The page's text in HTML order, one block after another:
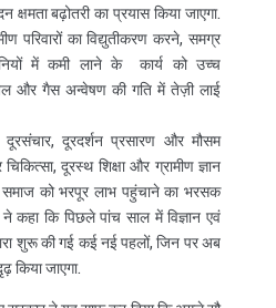
क्षमता बढ़ोतरी का प्रयास किया जाएगा.
परिवारों का विद्युतीकरण करने, समग्र
में कमी लाने के कार्य को उच्च
तेल और गैस अन्वेषण की गति में तेज़ी लाई
दूरदर्शन प्रसारण और मौसम
दूरस्थ शिक्षा और ग्रामीण ज्ञान
को भरपूर लाभ पहुंचाने का भरसक
ने कहा कि पिछले पांच साल में विज्ञान एवं
शुरू की गई कई नई पहलों, जिन पर अब
किया जाएगा.